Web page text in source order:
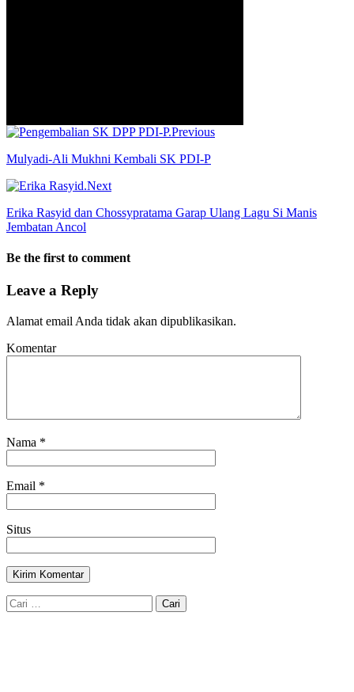
Previous
Mulyadi-Ali Mukhni Kembali SK PDI-P
Next
Erika Rasyid dan Chossypratama Garap Ulang Lagu Si Manis
Jembatan Ancol
Be the first to comment
Leave a Reply
Alamat email Anda tidak akan dipublikasikan.
Komentar
Nama *
Email *
Situs
Cari
untuk: